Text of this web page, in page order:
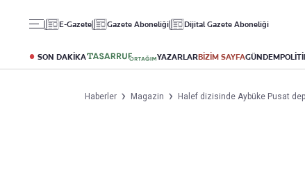
E-Gazete Gazete Aboneliği Dijital Gazete Aboneliği
SON DAKİKA YAZARLARBİZİM SAYFAGÜNDEM
Altın
Döviz
Kripto Para
Puan Durumu
Fikstür
Avrupa Ligi
Haberler Magazin Halef dizisinde Aybüke Pusat